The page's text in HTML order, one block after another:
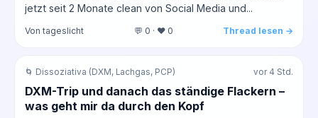
jetzt seit 2 Monate clean von Social Media und...
Von tageslicht 💬 0 · ❤️ 0 Thread lesen →
🌀 Dissoziativa (DXM, Lachgas, PCP) vor 4 Std.
DXM-Trip und danach das ständige Flackern –
was geht mir da durch den Kopf